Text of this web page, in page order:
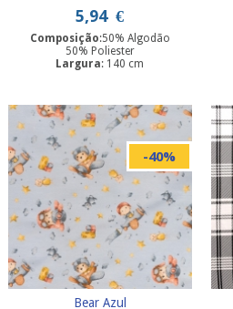
5,94 €
Composição:50% Algodão
50% Poliester
Largura: 140 cm
-40%
Bear Azul